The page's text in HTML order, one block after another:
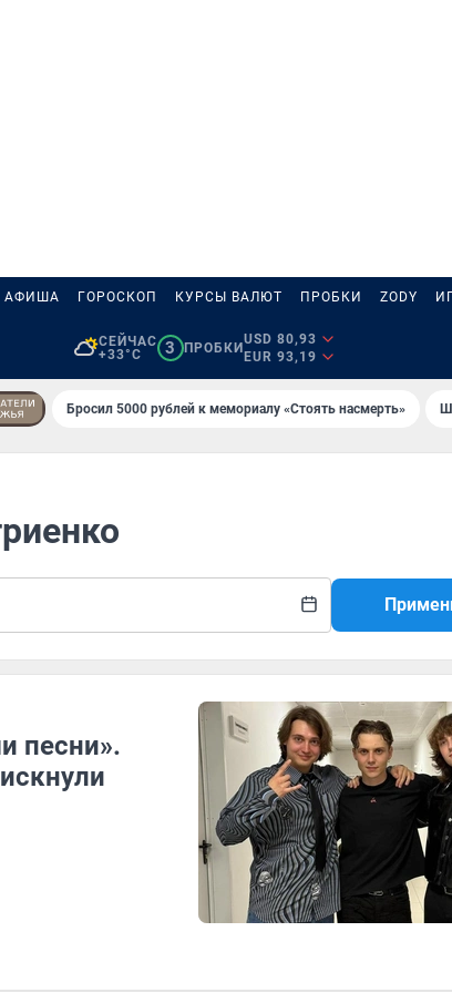
АФИША ГОРОСКОП КУРСЫ ВАЛЮТ ПРОБКИ ZODY
СЕЙЧАС
+33°C
3 ПРОБКИ
USD 80,93
EUR 93,19
Бросил 5000 рублей к мемориалу «Стоять насмерть»
песни».